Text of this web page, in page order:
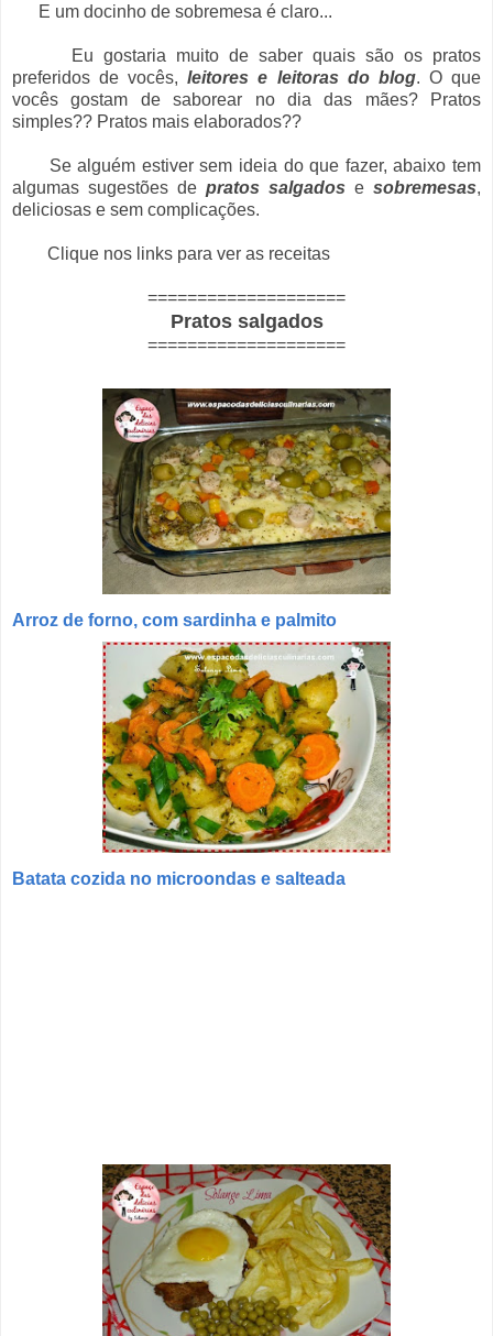
E um docinho de sobremesa é claro...
Eu gostaria muito de saber quais são os pratos
preferidos de vocês,leitores e leitoras do blog. O que
vocês gostam de saborear no dia das mães? Pratos
simples?? Pratos mais elaborados??
Se alguém estiver sem ideia do que fazer, abaixo tem
algumas sugestões de pratos salgados e sobremesas,
deliciosas e sem complicações.
Clique nos links para ver as receitas
====================
Pratos salgados
====================
Arroz de forno, com sardinha e palmito
Batata cozida no microondas e salteada